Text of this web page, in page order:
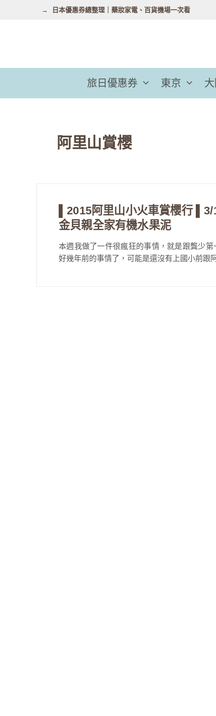
容
日本優惠券總整理｜藥妝家電、百貨機場一次看
旅日優惠券 東京
阿里山賞櫻
▌2015阿里山小火車賞櫻行
金貝親全家有機水果泥
本週我做了一件很瘋狂的事情，就是跟龔少
好幾年前的事情了，可能是還沒有上國小前跟